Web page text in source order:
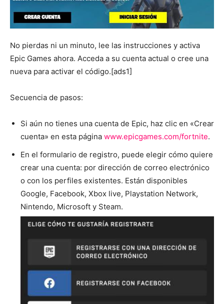
No pierdas ni un minuto, lee las instrucciones y activa
Epic Games ahora. Acceda a su cuenta actual o cree una
nueva para activar el código.[ads1]
Secuencia de pasos:
Si aún no tienes una cuenta de Epic, haz clic en «Crear
cuenta» en esta página www.epicgames.com/fortnite.
En el formulario de registro, puede elegir cómo quiere
crear una cuenta: por dirección de correo electrónico
o con los perfiles existentes. Están disponibles
Google, Facebook, Xbox live, Playstation Network,
Nintendo, Microsoft y Steam.